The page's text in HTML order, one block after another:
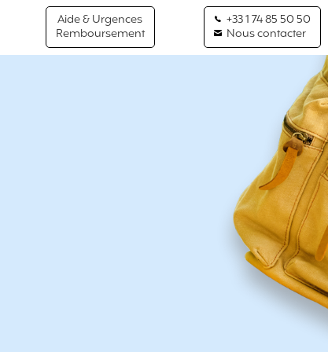
Aide & Urgences
Remboursement
+33 1 74 85 50 50
Nous contacter